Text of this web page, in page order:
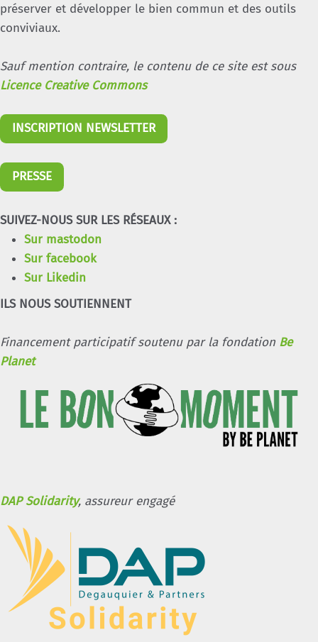
préserver et développer le bien commun et des outils
conviviaux.
Sauf mention contraire, le contenu de ce site est sous
Licence Creative Commons
INSCRIPTION NEWSLETTER
PRESSE
SUIVEZ-NOUS SUR LES RÉSEAUX :
Sur mastodon
Sur facebook
Sur Likedin
ILS NOUS SOUTIENNENT
Financement participatif soutenu par la fondation Be
Planet
DAP Solidarity, assureur engagé